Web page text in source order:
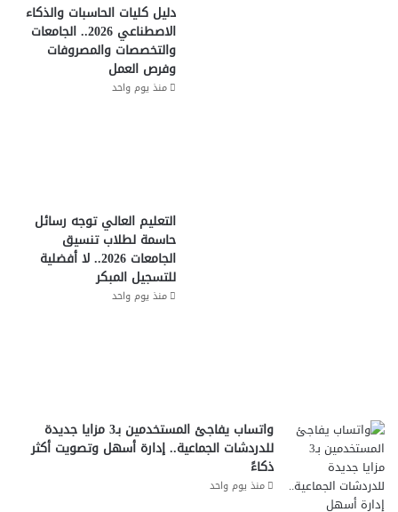
دليل كليات الحاسبات والذكاء
الاصطناعي 2026.. الجامعات
والتخصصات والمصروفات
وفرص العمل
منذ يوم واحد
التعليم العالي توجه رسائل
حاسمة لطلاب تنسيق
الجامعات 2026.. لا أفضلية
للتسجيل المبكر
منذ يوم واحد
واتساب يفاجئ المستخدمين بـ3 مزايا جديدة
للدردشات الجماعية.. إدارة أسهل وتصويت أكثر
ذكاءً
منذ يوم واحد